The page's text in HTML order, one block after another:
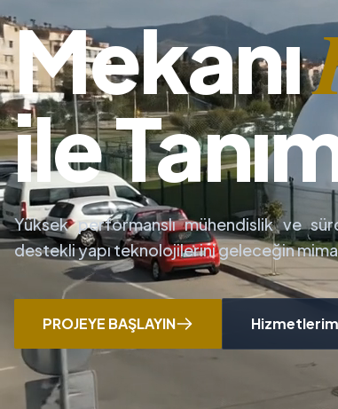
Mekanı
ile
Yüksek performanslı mühendislik ve
destekli yapı teknolojilerini geleceğin
PROJEYE BAŞLAYIN